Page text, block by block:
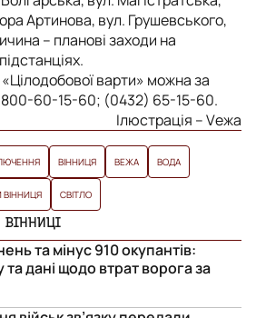
Артинова, вул. Грушевського,
– планові заходи на
варти» можна за
60-15-60; (0432) 65-15-60.
Ілюстрація – Vежа
ВІННИЦЯ ВЕЖА ВОДА
СВІТЛО
та мінус 910 окупантів:
дані щодо втрат ворога за